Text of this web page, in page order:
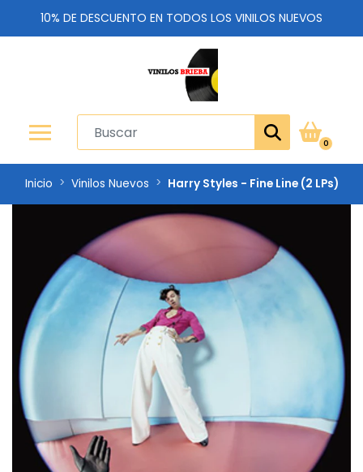
10% DE DESCUENTO EN TODOS LOS VINILOS NUEVOS
0
Inicio Vinilos Nuevos Harry Styles - Fine Line (2 LPs)